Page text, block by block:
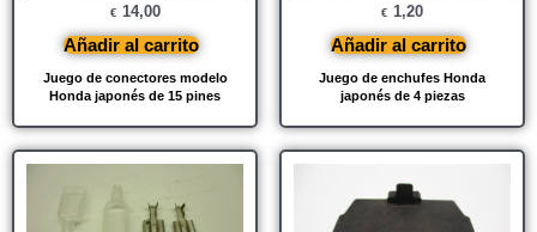
Juego de conectores modelo
Honda japonés de 15 pines
€ 14,00
Añadir al carrito
Juego de enchufes Honda
japonés de 4 piezas
€ 1,20
Añadir al carrito